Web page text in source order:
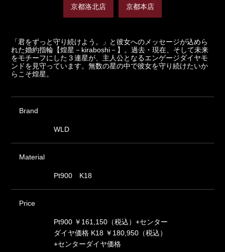
京都洛北店 京都本店
「君をずっと守り続けよう。」と彼女へのメッセージが込めら
れた婚約指輪【煌星－kiraboshi－】。過去・現在、そして未来
をモチーフにした３連星が、主人公となるエンゲージダイヤモ
ンドを見守っています。無数の星の中で彼女を守り続けたいか
らこそ煌星。
Brand
WLD
Material
Pt900 K18
Price
Pt900 ￥161,150（税込）+センター
ダイヤ価格 K18 ￥180,950（税込）
+センターダイヤ価格